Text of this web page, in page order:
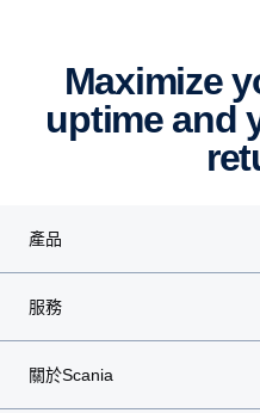
Maximize your vehicles´
uptime and
產品
服務
關於Scania